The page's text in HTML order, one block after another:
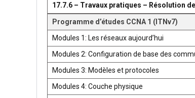
17.7.6 – Travaux pratiques – Résolution
Programme d’études CCNA 1 (ITNv7)
Modules 1: Les réseaux aujourd’hui
Modules 2: Configuration de base des
Modules 3: Modèles et protocoles
Modules 4: Couche physique